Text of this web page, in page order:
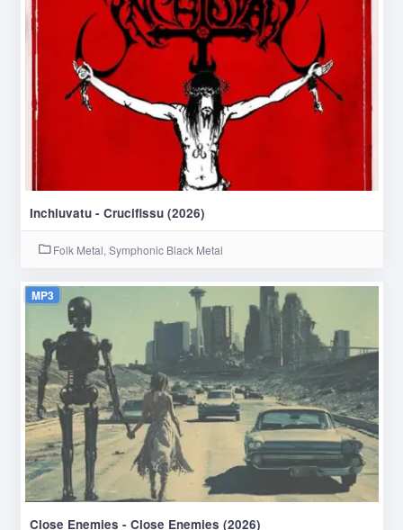
Inchiuvatu - Crucifissu (2026)
Folk Metal, Symphonic Black Metal
MP3
Close Enemies - Close Enemies (2026)